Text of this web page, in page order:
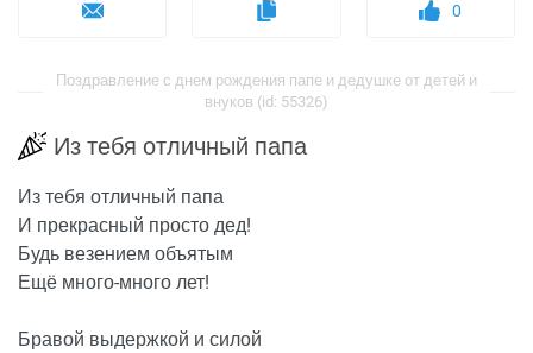
0
Поздравление с днем рождения папе и дедушке от детей и
внуков (id: 55326)
Из тебя отличный папа
Из тебя отличный папа
И прекрасный просто дед!
Будь везением объятым
Ещё много-много лет!
Бравой выдержкой и силой